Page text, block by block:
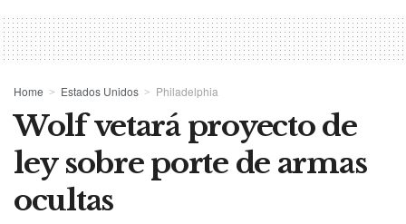
Home Estados Unidos Philadelphia
Wolf vetará proyecto de
ley sobre porte de armas
ocultas